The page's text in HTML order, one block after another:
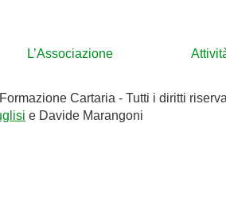
L’Associazione
Cartaria - Tutti i diritti
e Davide Marangoni